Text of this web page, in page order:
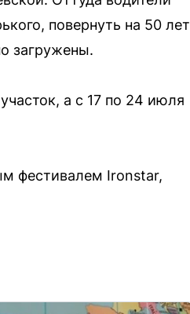
повернуть на 50 лет
загружены.
а с 17 по 24 июля
фестивалем Ironstar,